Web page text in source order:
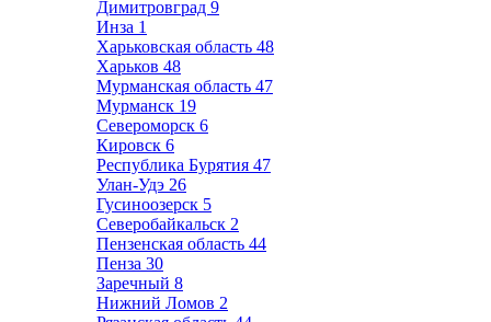
Димитровград 9
Инза 1
Харьковская область 48
Харьков 48
Мурманская область 47
Мурманск 19
Североморск 6
Кировск 6
Республика Бурятия 47
Улан-Удэ 26
Гусиноозерск 5
Северобайкальск 2
Пензенская область 44
Пенза 30
Заречный 8
Нижний Ломов 2